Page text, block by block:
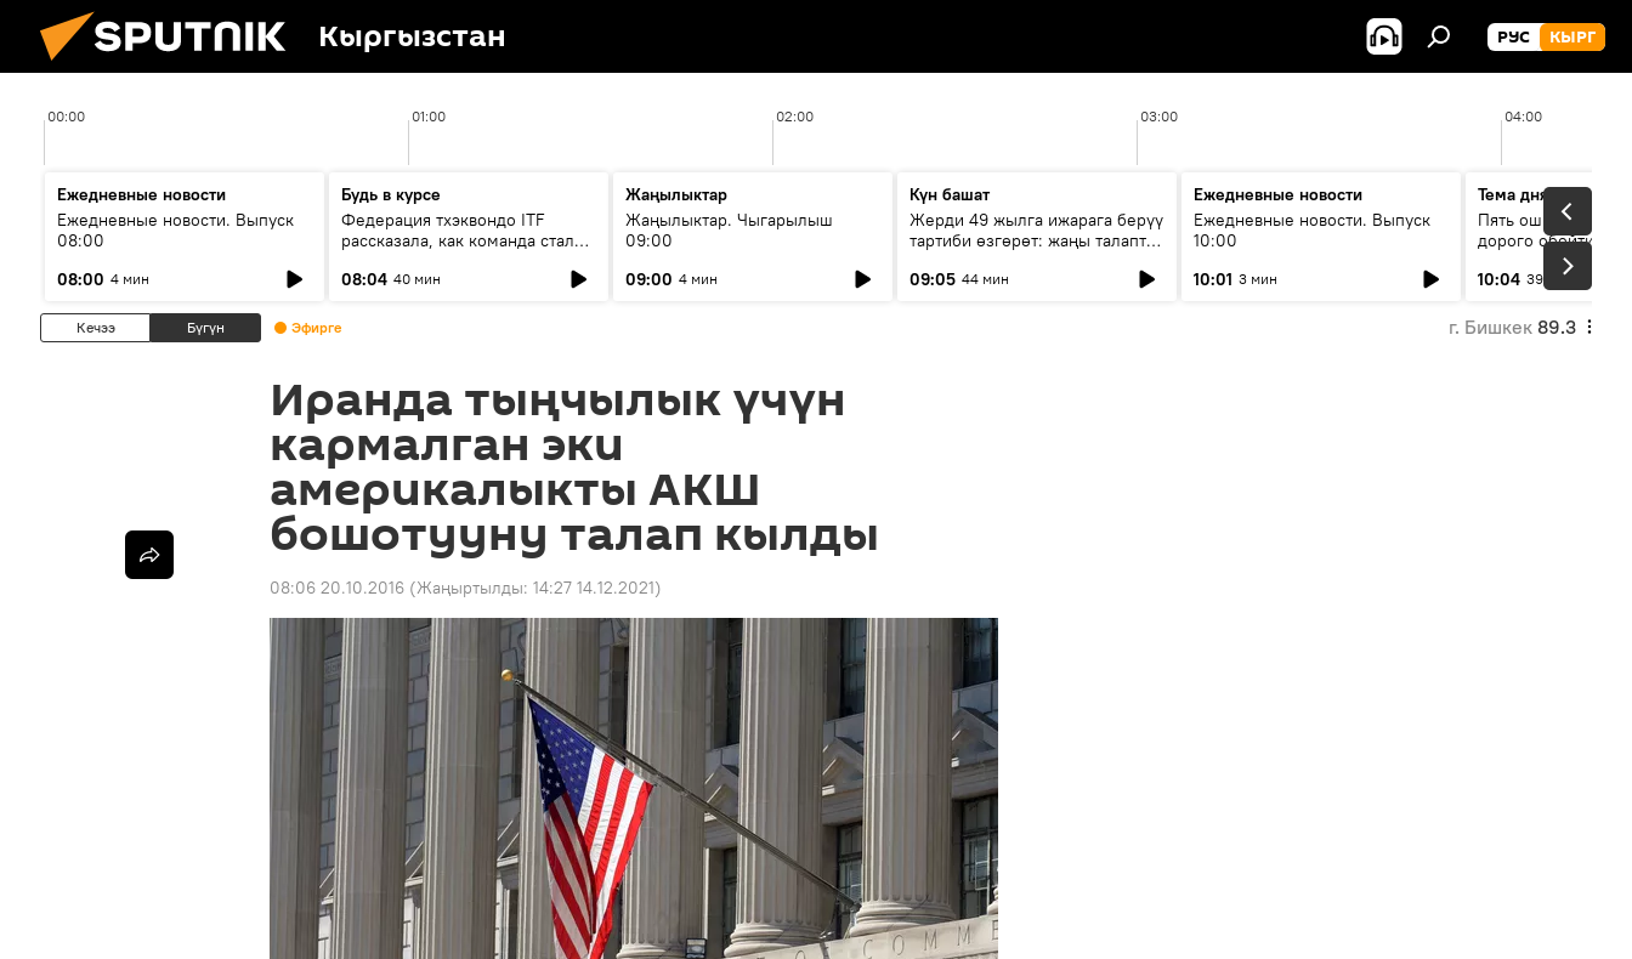
Кыргызстан РУС КЫРГ
00:00 01:00 02:00 03:00 04:00
Ежедневные новости
Ежедневные новости. Выпуск
08:00
08:00 4 мин
Будь в курсе
Федерация тхэквондо ITF
рассказала, как команда стала
08:04 40 мин
Жаңылыктар
Жаңылыктар. Чыгарылыш
09:00
09:00 4 мин
Күн башат
Жерди 49 жылга ижарага берүү
тартиби өзгөрөт: жаңы талаптар
09:05 44 мин
Ежедневные новости
Ежедневные новости. Выпуск
10:00
10:01 3 мин
Тема дня
Пять ошибок
дорого обойтись
10:04 39 мин
Кечээ Бүгүн Эфирге г. Бишкек 89.3
Иранда тыңчылык үчүн
кармалган эки
америкалыкты АКШ
бошотууну талап кылды
08:06 20.10.2016 (Жаңыртылды: 14:27 14.12.2021)